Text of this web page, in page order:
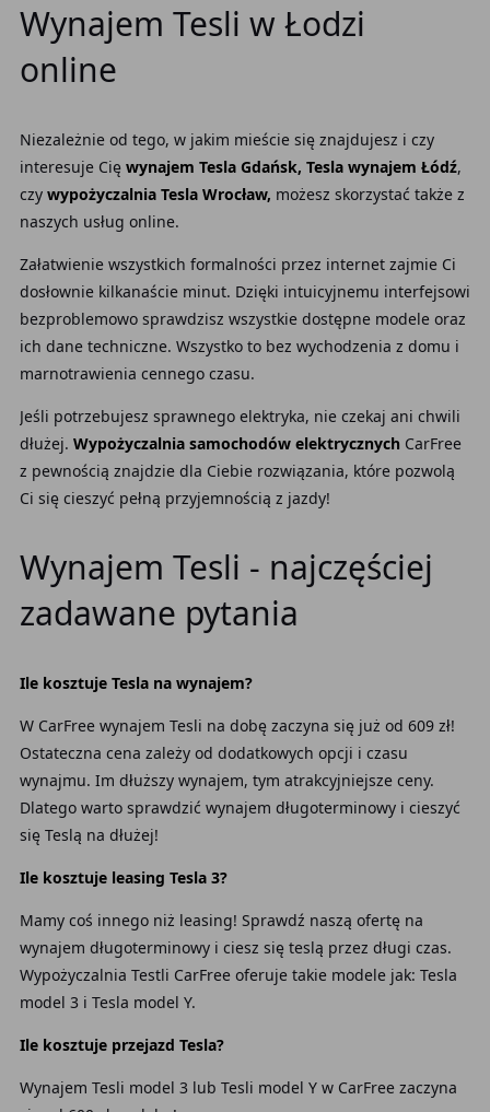
Wynajem Tesli w Łodzi
online
Niezależnie od tego, w jakim mieście się znajdujesz i czy
interesuje Cię wynajem Tesla Gdańsk, Tesla wynajem Łódź,
czy wypożyczalnia Tesla Wrocław, możesz skorzystać także z
naszych usług online.
Załatwienie wszystkich formalności przez internet zajmie Ci
dosłownie kilkanaście minut. Dzięki intuicyjnemu interfejsowi
bezproblemowo sprawdzisz wszystkie dostępne modele oraz
ich dane techniczne. Wszystko to bez wychodzenia z domu i
marnotrawienia cennego czasu.
Jeśli potrzebujesz sprawnego elektryka, nie czekaj ani chwili
dłużej. Wypożyczalnia samochodów elektrycznych CarFree
z pewnością znajdzie dla Ciebie rozwiązania, które pozwolą
Ci się cieszyć pełną przyjemnością z jazdy!
Wynajem Tesli - najczęściej
zadawane pytania
Ile kosztuje Tesla na wynajem?
W CarFree wynajem Tesli na dobę zaczyna się już od 609 zł!
Ostateczna cena zależy od dodatkowych opcji i czasu
wynajmu. Im dłuższy wynajem, tym atrakcyjniejsze ceny.
Dlatego warto sprawdzić wynajem długoterminowy i cieszyć
się Teslą na dłużej!
Ile kosztuje leasing Tesla 3?
Mamy coś innego niż leasing! Sprawdź naszą ofertę na
wynajem długoterminowy i ciesz się teslą przez długi czas.
Wypożyczalnia Testli CarFree oferuje takie modele jak: Tesla
model 3 i Tesla model Y.
Ile kosztuje przejazd Tesla?
Wynajem Tesli model 3 lub Tesli model Y w CarFree zaczyna